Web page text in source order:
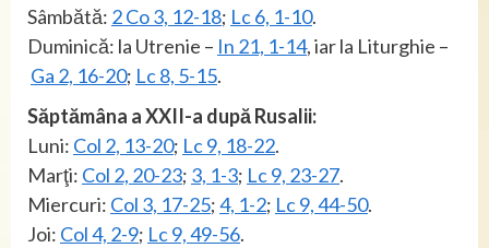
Sâmbătă: 2 Co 3, 12-18; Lc 6, 1-10.
Duminică: la Utrenie – In 21, 1-14, iar la Liturghie –
Ga 2, 16-20; Lc 8, 5-15.
Săptămâna a XXII-a după Rusalii:
Luni: Col 2, 13-20; Lc 9, 18-22.
Marţi: Col 2, 20-23; 3, 1-3; Lc 9, 23-27.
Miercuri: Col 3, 17-25;4, 1-2; Lc 9, 44-50.
Joi: Col 4, 2-9; Lc 9, 49-56.